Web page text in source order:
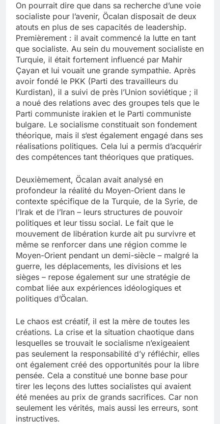
On pourrait dire que dans sa recherche d’une voie
socialiste pour l’avenir, Öcalan disposait de deux
atouts en plus de ses capacités de leadership.
Premièrement : il avait commencé la lutte en tant
que socialiste. Au sein du mouvement socialiste en
Turquie, il était fortement influencé par Mahir
Çayan et lui vouait une grande sympathie. Après
avoir fondé le PKK (Parti des travailleurs du
Kurdistan), il a suivi de près l’Union soviétique ; il
a noué des relations avec des groupes tels que le
Parti communiste irakien et le Parti communiste
bulgare. Le socialisme constituait son fondement
théorique, mais il s‘est également engagé dans ses
réalisations politiques. Cela lui a permis d’acquérir
des compétences tant théoriques que pratiques.
Deuxièmement, Öcalan avait analysé en
profondeur la réalité du Moyen-Orient dans le
contexte spécifique de la Turquie, de la Syrie, de
l’Irak et de l’Iran – leurs structures de pouvoir
politiques et leur tissu social. Le fait que le
mouvement de libération kurde ait pu survivre et
même se renforcer dans une région comme le
Moyen-Orient pendant un demi-siècle – malgré la
guerre, les déplacements, les divisions et les
sièges – repose également sur une stratégie de
combat liée aux expériences idéologiques et
politiques d’Öcalan.
Le chaos est créatif, il est la mère de toutes les
créations. La crise et la situation chaotique dans
lesquelles se trouvait le socialisme n’exigeaient
pas seulement la responsabilité d’y réfléchir, elles
ont également créé des opportunités pour la libre
pensée. Cela a constitué une bonne base pour
tirer les leçons des luttes socialistes qui avaient
été menées au prix de grands sacrifices. Car non
seulement les vérités, mais aussi les erreurs, sont
instructives.